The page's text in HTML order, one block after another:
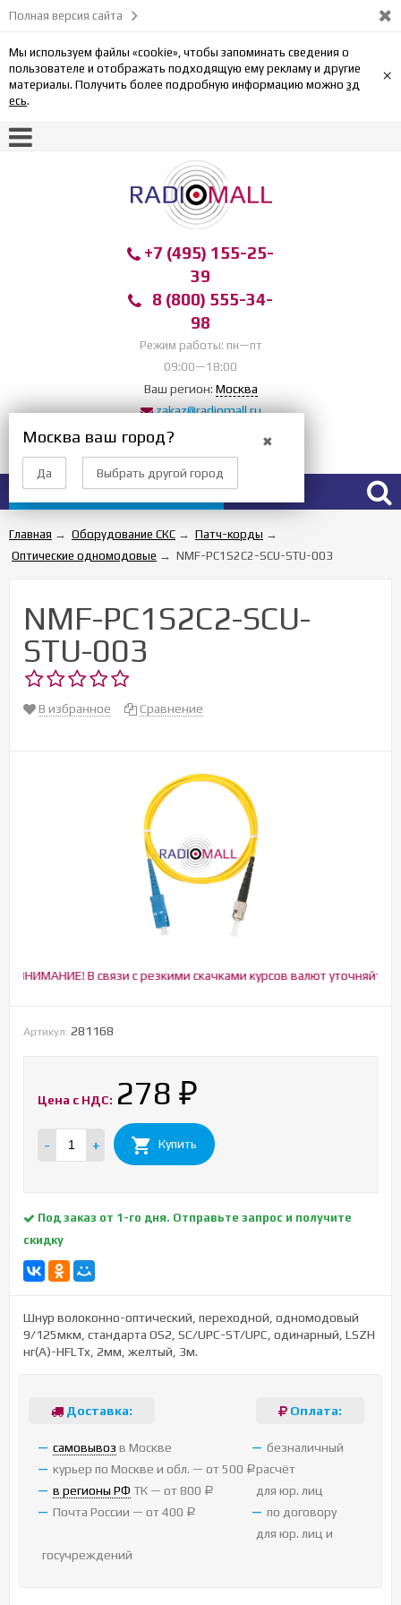
Полная версия сайта
Мы используем файлы «cookie», чтобы запоминать сведения о
пользователе и отображать подходящую ему рекламу и другие
материалы. Получить более подробную информацию можно зд
есь.
×
+7 (495) 155-25-
39
8 (800) 555-34-
98
Режим работы: пн—пт
09:00—18:00
Ваш регион: Москва
✖
Москва ваш город?
Да Выбрать другой город
zakaz@radiomall.ru
Прием заказов 24 часа
Вход Регистрация
Каталог товаров
Главная → Оборудование СКС → Патч-корды →
Оптические одномодовые → NMF-PC1S2C2-SCU-STU-003
NMF-PC1S2C2-SCU-
STU-003
В избранное Сравнение
ВНИМАНИЕ! В связи с резкими скачками курсов валют уточняйте
Артикул: 281168
Цена с НДС: 278 ₽
- + Купить
Под заказ от 1-го дня. Отправьте запрос и получите
скидку
Шнур волоконно-оптический, переходной, одномодовый
9/125мкм, стандарта OS2, SC/UPC-ST/UPC, одинарный, LSZH
нг(A)-HFLTx, 2мм, желтый, 3м.
Доставка:
cамовывоз в Москве
курьер по Москве и обл. — от 500 Р
в регионы РФ ТК — от 800 Р
Почта России — от 400 Р
Оплата:
безналичный
расчёт
для юр. лиц
по договору
для юр. лиц и
госучреждений